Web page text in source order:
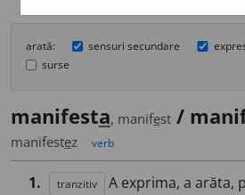
arată: sensuri secundare
surse
manifesta, manifest /
manifestez verb
1. tranzitiv
A exprima, a arăta,